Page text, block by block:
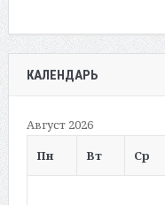
КАЛЕНДАРЬ
Август 2026
Пн
Вт Ср